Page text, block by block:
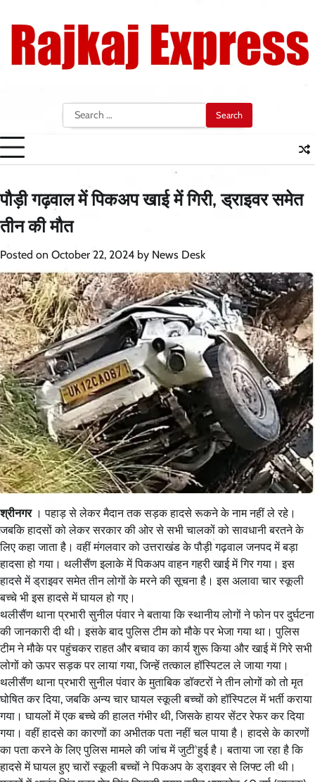
content
Search
for:
पौड़ी गढ़वाल में पिकअप खाई में गिरी, ड्राइवर समेत
तीन की मौत
Posted on October 22, 2024 by News Desk
श्रीनगर। पहाड़ से लेकर मैदान तक सड़क हादसे रूकने के नाम नहीं ले रहे।
जबकि हादसों को लेकर सरकार की ओर से सभी चालकों को सावधानी बरतने के
लिए कहा जाता है। वहीं मंगलवार को उत्तराखंड के पौड़ी गढ़वाल जनपद में बड़ा
हादसा हो गया। थलीसैंण इलाके में पिकअप वाहन गहरी खाई में गिर गया। इस
हादसे में ड्राइवर समेत तीन लोगों के मरने की सूचना है। इस अलावा चार स्कूली
बच्चे भी इस हादसे में घायल हो गए।
थलीसैंण थाना प्रभारी सुनील पंवार ने बताया कि स्थानीय लोगों ने फोन पर दुर्घटना
की जानकारी दी थी। इसके बाद पुलिस टीम को मौके पर भेजा गया था। पुलिस
टीम ने मौके पर पहुंचकर राहत और बचाव का कार्य शुरू किया और खाई में गिरे सभी
लोगों को ऊपर सड़क पर लाया गया, जिन्हें तत्काल हॉस्पिटल ले जाया गया।
थलीसैंण थाना प्रभारी सुनील पंवार के मुताबिक डॉक्टरों ने तीन लोगों को तो मृत
घोषित कर दिया, जबकि अन्य चार घायल स्कूली बच्चों को हॉस्पिटल में भर्ती कराया
गया। घायलों में एक बच्चे की हालत गंभीर थी, जिसके हायर सेंटर रेफर कर दिया
गया। वहीं हादसे का कारणों का अभीतक पता नहीं चल पाया है। हादसे के कारणों
का पता करने के लिए पुलिस मामले की जांच में जुटी हुई है। बताया जा रहा है कि
हादसे में घायल हुए चारों स्कूली बच्चों ने पिकअप के ड्राइवर से लिफ्ट ली थी।